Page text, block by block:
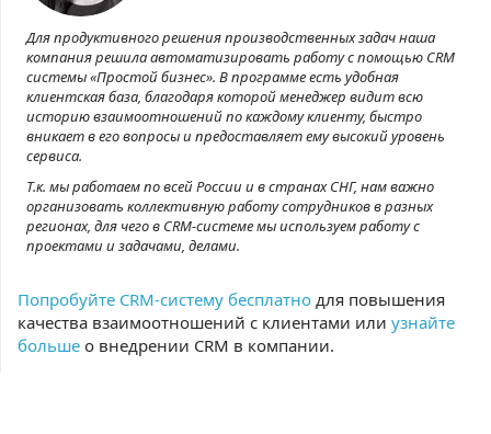
Для продуктивного решения производственных задач наша
компания решила автоматизировать работу с помощью CRM
системы «Простой бизнес». В программе есть удобная
клиентская база, благодаря которой менеджер видит всю
историю взаимоотношений по каждому клиенту, быстро
вникает в его вопросы и предоставляет ему высокий уровень
сервиса.
Т.к. мы работаем по всей России и в странах СНГ, нам важно
организовать коллективную работу сотрудников в разных
регионах, для чего в CRM-системе мы используем работу с
проектами и задачами, делами.
Попробуйте CRM-систему бесплатно для повышения
качества взаимоотношений с клиентами или узнайте
больше о внедрении CRM в компании.